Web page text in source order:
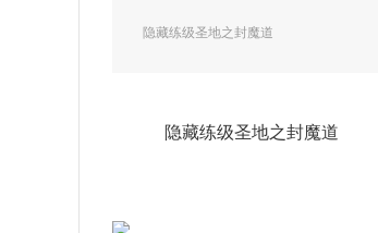
隐藏练级圣地之封魔道
隐藏练级圣地之封魔道